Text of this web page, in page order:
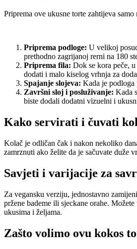
Priprema ove ukusne torte zahtijeva
Priprema podloge: U velikoj
prethodno zagrijanoj rerni na 180
Priprema fila: Dok se kora peče,
dodati i malo kiselog vrhnja za
Spajanje slojeva: Kada je podloga
Završni sloj i posluživanje: Kada
biste dodali dodatni vizuelni i
Kako servirati i čuvati
Kolač je odličan čak i nakon nekoliko
zamrznuti ako želite da je sačuvate duže
Savjeti i varijacije za
Za vegansku verziju, jednostavno
pržene bademe ili sjeckane orahe. Možete
ukusima i željama.
Zašto volimo ovu kokos